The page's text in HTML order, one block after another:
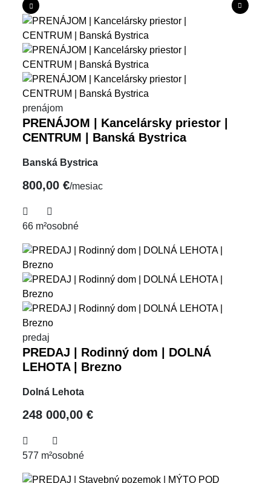
prenájom
PRENÁJOM | Kancelársky priestor |
CENTRUM | Banská Bystrica
Banská Bystrica
800,00 €/mesiac
66 m²osobné
predaj
PREDAJ | Rodinný dom | DOLNÁ
LEHOTA | Brezno
Dolná Lehota
248 000,00 €
577 m²osobné